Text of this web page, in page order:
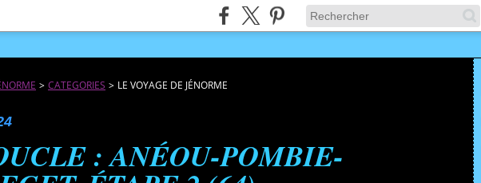
> CATEGORIES > LE VOYAGE DE JÉNORME
: ANÉOU-POMBIE-